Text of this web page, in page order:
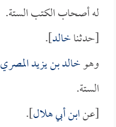
له أصحاب الكتب الستة.
[حدثناخالد].
وهوخالد بن يزيد المصري
الستة.
[عنابن أبي هلال].